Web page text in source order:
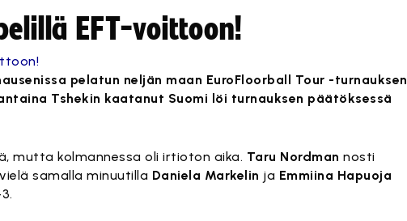
EFT-voittoon!
pelatun neljän maan EuroFloorball Tour -turnauksen
Tshekin kaatanut Suomi löi turnauksen päätöksessä
mutta kolmannessa oli irtioton aika. Taru Nordman nosti
samalla minuutilla Daniela Markelin ja Emmiina Hapuoja